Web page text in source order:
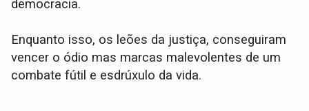
democracia.
Enquanto isso, os leões da justiça, conseguiram
vencer o ódio mas marcas malevolentes de um
combate fútil e esdrúxulo da vida.